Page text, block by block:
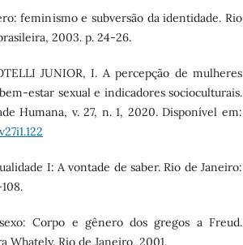
feminismo e subversão da identidade. Rio
2003. p. 24-26.
JUNIOR, I. A percepção de mulheres
estar sexual e indicadores socioculturais.
Humana, v. 27, n. 1, 2020. Disponível em:
I: A vontade de saber. Rio de Janeiro:
Corpo e gênero dos gregos a Freud.
Whately. Rio de Janeiro, 2001.